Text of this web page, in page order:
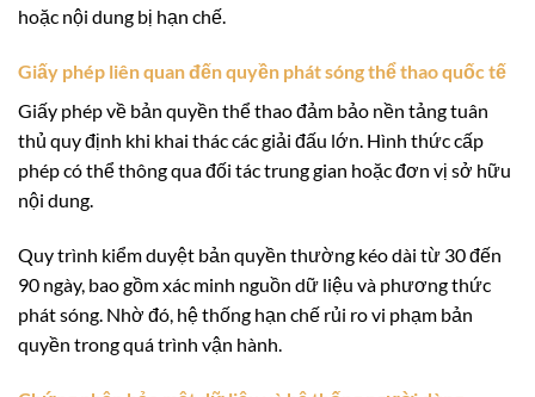
hoặc nội dung bị hạn chế.
Giấy phép liên quan đến quyền phát sóng thể thao quốc tế
Giấy phép về bản quyền thể thao đảm bảo nền tảng tuân
thủ quy định khi khai thác các giải đấu lớn. Hình thức cấp
phép có thể thông qua đối tác trung gian hoặc đơn vị sở hữu
nội dung.
Quy trình kiểm duyệt bản quyền thường kéo dài từ 30 đến
90 ngày, bao gồm xác minh nguồn dữ liệu và phương thức
phát sóng. Nhờ đó, hệ thống hạn chế rủi ro vi phạm bản
quyền trong quá trình vận hành.